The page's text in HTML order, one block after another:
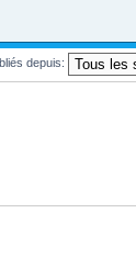
depuis: